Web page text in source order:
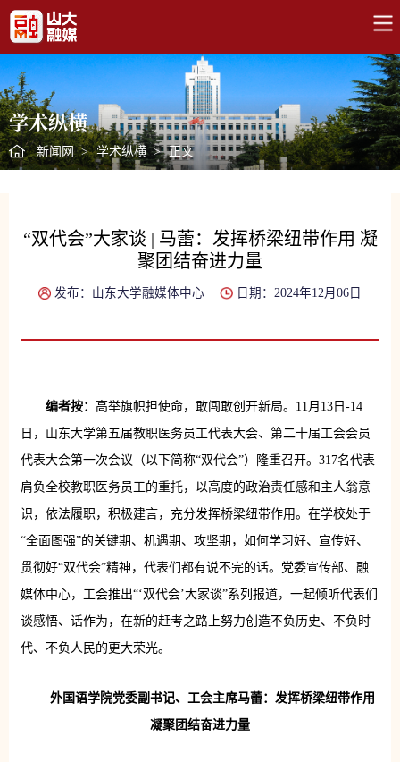
学术纵横
新闻网 > 学术纵横 > 正文
“双代会”大家谈 | 马蕾：发挥桥梁纽带作用 凝
聚团结奋进力量
发布：山东大学融媒体中心 日期：2024年12月06日
编者按： 高举旗帜担使命，敢闯敢创开新局。11月13日-14
日，山东大学第五届教职医务员工代表大会、第二十届工会会员
代表大会第一次会议（以下简称“双代会”）隆重召开。317名代表
肩负全校教职医务员工的重托，以高度的政治责任感和主人翁意
识，依法履职，积极建言，充分发挥桥梁纽带作用。在学校处于
“全面图强”的关键期、机遇期、攻坚期，如何学习好、宣传好、
贯彻好“双代会”精神，代表们都有说不完的话。党委宣传部、融
媒体中心，工会推出“‘双代会’大家谈”系列报道，一起倾听代表们
谈感悟、话作为，在新的赶考之路上努力创造不负历史、不负时
代、不负人民的更大荣光。
外国语学院党委副书记、工会主席马蕾：发挥桥梁纽带作用
凝聚团结奋进力量